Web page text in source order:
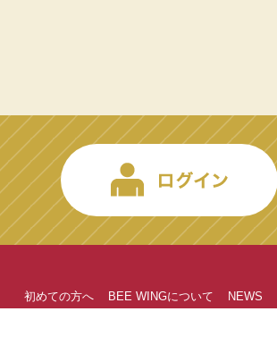
初めての方へ BEE WINGについて NEWS